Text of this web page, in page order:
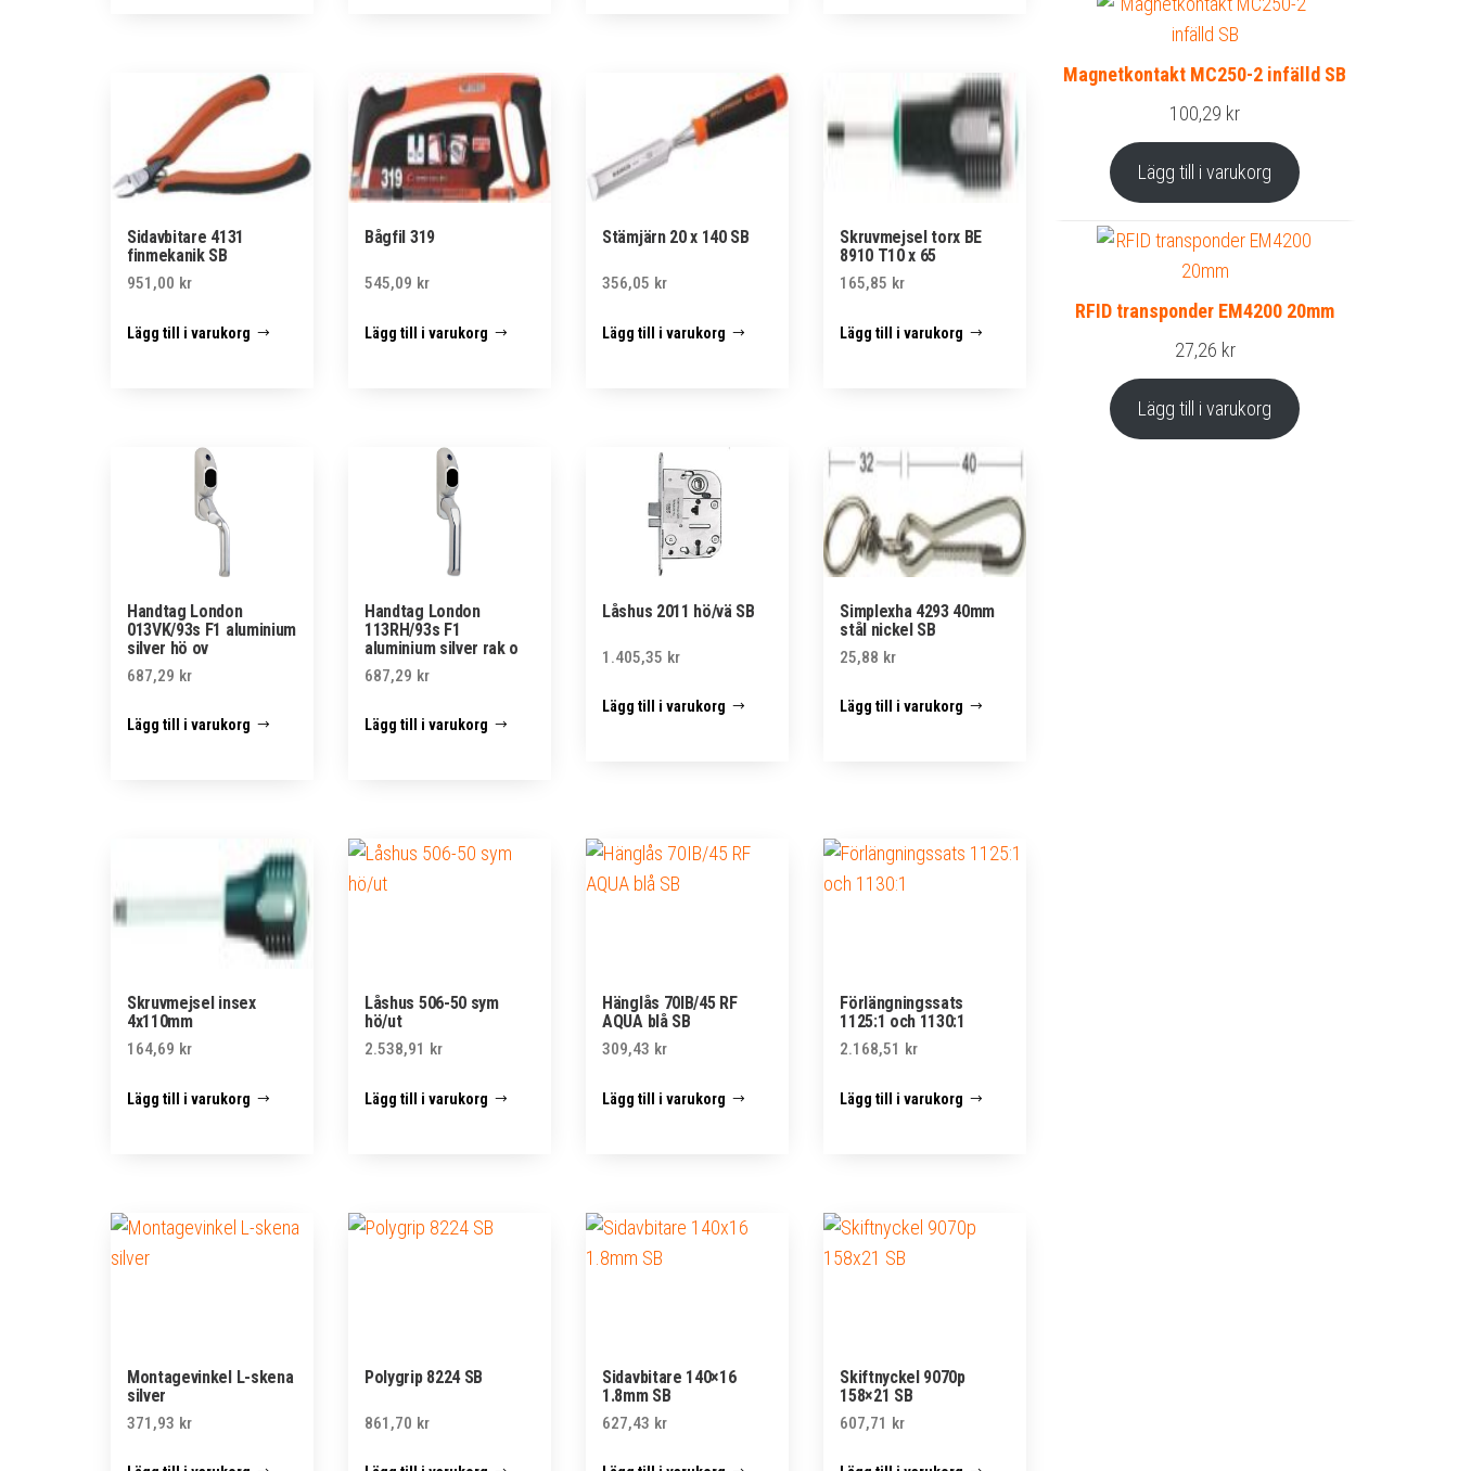
Sidavbitare 4131
finmekanik SB
951,00 kr
Lägg till i varukorg
Bågfil 319
545,09 kr
Lägg till i varukorg
Stämjärn 20 x 140 SB
356,05 kr
Lägg till i varukorg
Skruvmejsel torx BE
8910 T10 x 65
165,85 kr
Lägg till i varukorg
Handtag London
013VK/93s F1 aluminium
silver hö ov
687,29 kr
Lägg till i varukorg
Handtag London
113RH/93s F1
aluminium silver rak o
687,29 kr
Lägg till i varukorg
Låshus 2011 hö/vä SB
1.405,35 kr
Lägg till i varukorg
Simplexha 4293 40mm
stål nickel SB
25,88 kr
Lägg till i varukorg
Skruvmejsel insex
4x110mm
164,69 kr
Lägg till i varukorg
Låshus 506-50 sym
hö/ut
2.538,91 kr
Lägg till i varukorg
Hänglås 70IB/45 RF
AQUA blå SB
309,43 kr
Lägg till i varukorg
Förlängningssats
1125:1 och 1130:1
2.168,51 kr
Lägg till i varukorg
Montagevinkel L-skena
silver
371,93 kr
Polygrip 8224 SB
861,70 kr
Sidavbitare 140×16
1.8mm SB
627,43 kr
Skiftnyckel 9070p
158×21 SB
607,71 kr
Magnetkontakt MC250-2 infälld SB
100,29 kr
Lägg till i varukorg
RFID transponder EM4200 20mm
27,26 kr
Lägg till i varukorg